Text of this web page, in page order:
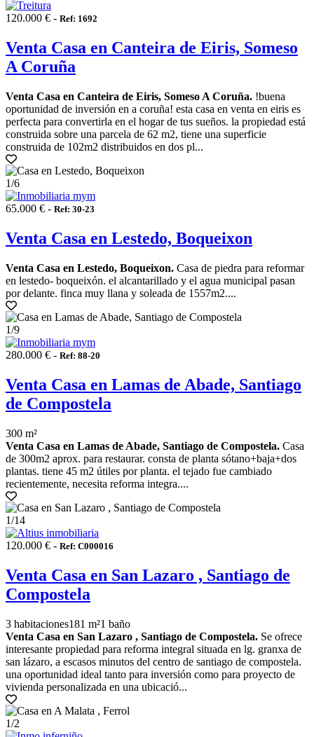
120.000 € - Ref: 1692
Venta Casa en Canteira de Eiris, Someso
A Coruña
Venta Casa en Canteira de Eiris, Someso A Coruña. !buena
oportunidad de inversión en a coruña! esta casa en venta en eiris es
perfecta para convertirla en el hogar de tus sueños. la propiedad está
construida sobre una parcela de 62 m2, tiene una superficie
construida de 102m2 distribuidos en dos pl...
1/6
65.000 € - Ref: 30-23
Venta Casa en Lestedo, Boqueixon
Venta Casa en Lestedo, Boqueixon. Casa de piedra para reformar
en lestedo- boqueixón. el alcantarillado y el agua municipal pasan
por delante. finca muy llana y soleada de 1557m2....
1/9
280.000 € - Ref: 88-20
Venta Casa en Lamas de Abade, Santiago
de Compostela
300 m²
Venta Casa en Lamas de Abade, Santiago de Compostela. Casa
de 300m2 aprox. para restaurar. consta de planta sótano+baja+dos
plantas. tiene 45 m2 útiles por planta. el tejado fue cambiado
recientemente, necesita reforma integra....
1/14
120.000 € - Ref: C000016
Venta Casa en San Lazaro , Santiago de
Compostela
3 habitaciones181 m²1 baño
Venta Casa en San Lazaro , Santiago de Compostela. Se ofrece
interesante propiedad para reforma integral situada en lg. granxa de
san lázaro, a escasos minutos del centro de santiago de compostela.
una oportunidad ideal tanto para inversión como para proyecto de
vivienda personalizada en una ubicació...
1/2